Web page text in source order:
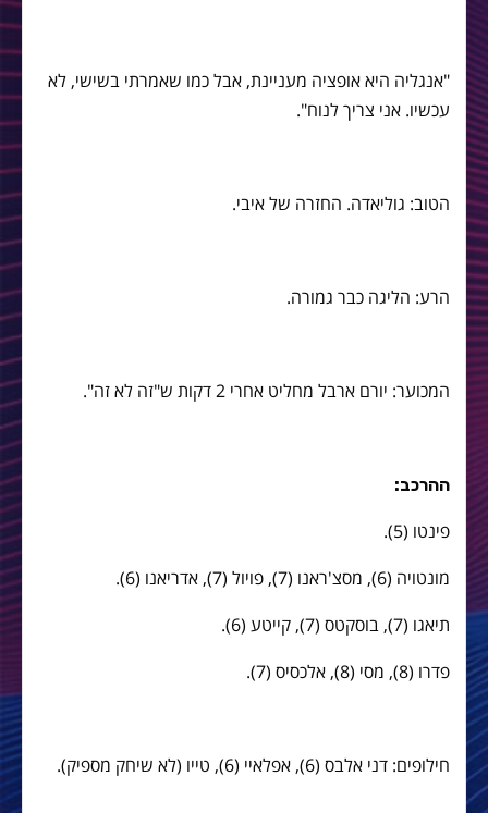
"אנגליה היא אופציה מעניינת, אבל כמו שאמרתי בשישי, לא
עכשיו. אני צריך לנוח".
הטוב: גוליאדה. החזרה של איבי.
הרע: הליגה כבר גמורה.
המכוער: יורם ארבל מחליט אחרי 2 דקות ש"זה לא זה".
ההרכב:
פינטו (5).
מונטויה (6), מסצ'ראנו (7), פויול (7), אדריאנו (6).
תיאגו (7), בוסקטס (7), קייטע (6).
פדרו (8), מסי (8), אלכסיס (7).
חילופים: דני אלבס (6), אפלאיי (6), טייו (לא שיחק מספיק).